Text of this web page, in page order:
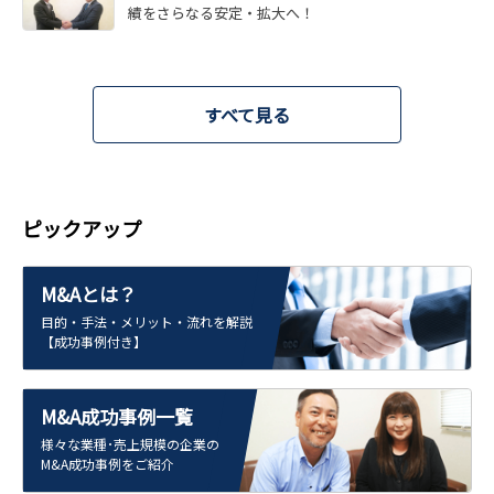
績をさらなる安定・拡大へ！
すべて見る
ピックアップ
M&Aとは？
目的・手法・メリット・流れを解説
【成功事例付き】
M&A成功事例一覧
様々な業種･売上規模の企業の
M&A成功事例をご紹介